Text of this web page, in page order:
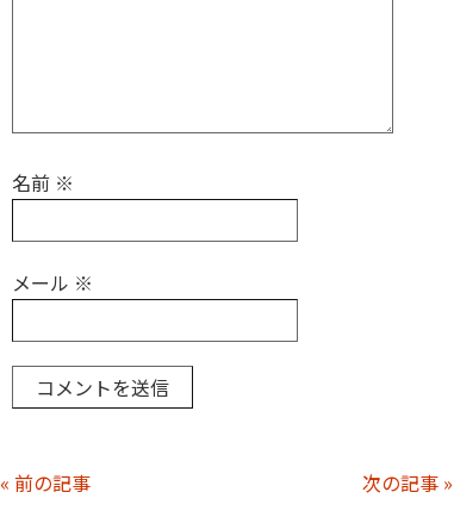
名前 ※
メール ※
« 前の記事 次の記事 »